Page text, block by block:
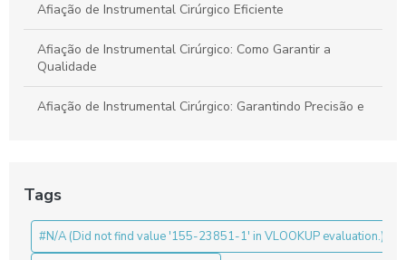
Afiação de Instrumental Cirúrgico Eficiente
Afiação de Instrumental Cirúrgico: Como Garantir a
Qualidade
Afiação de Instrumental Cirúrgico: Garantindo Precisão e
Benefícios da Pinça de Artroscopia
Benefícios do Ressectoscópio Bipolar para Cirurgias
Tags
#N/A (Did not find value '155-23851-1' in VLOOKUP evaluation.)